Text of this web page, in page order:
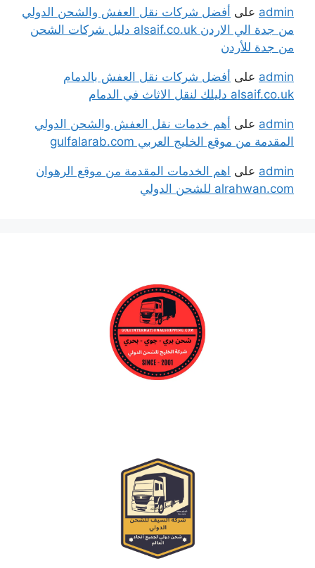
admin على أفضل شركات نقل العفش والشحن الدولي
من جدة الي الاردن alsaif.co.uk دليل شركات الشحن
من جدة للأردن
admin على أفضل شركات نقل العفش بالدمام
alsaif.co.uk دليلك لنقل الاثاث في الدمام
admin على أهم خدمات نقل العفش والشحن الدولي
المقدمة من موقع الخليج العربي gulfalarab.com
admin على اهم الخدمات المقدمة من موقع الرهوان
alrahwan.com للشحن الدولي